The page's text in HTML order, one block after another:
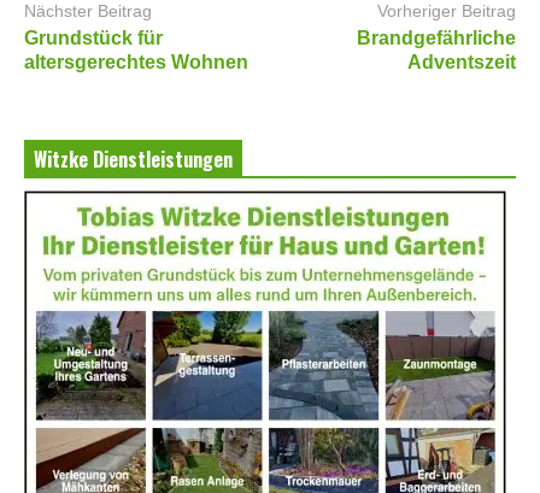
Nächster Beitrag
Grundstück für
altersgerechtes Wohnen
Vorheriger Beitrag
Brandgefährliche
Adventszeit
Witzke Dienstleistungen